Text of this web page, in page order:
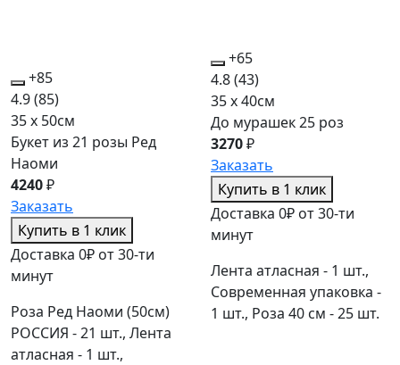
+85
4.9(85)
35 x 50см
Букет из 21 розы Ред
Наоми
4240₽
Заказать
Купить в 1 клик
Доставка 0₽ от 30-ти
минут
Роза Ред Наоми (50см)
РОССИЯ - 21 шт., Лента
атласная - 1 шт.,
+65
4.8(43)
35 x 40см
До мурашек 25 роз
3270₽
Заказать
Купить в 1 клик
Доставка 0₽ от 30-ти
минут
Лента атласная - 1 шт.,
Современная упаковка -
1 шт., Роза 40 см - 25 шт.